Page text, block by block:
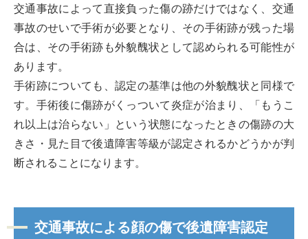
交通事故によって直接負った傷の跡だけではなく、交通
事故のせいで手術が必要となり、その手術跡が残った場
合は、その手術跡も外貌醜状として認められる可能性が
あります。
手術跡についても、認定の基準は他の外貌醜状と同様で
す。手術後に傷跡がくっついて炎症が治まり、「もうこ
れ以上は治らない」という状態になったときの傷跡の大
きさ・見た目で後遺障害等級が認定されるかどうかが判
断されることになります。
交通事故による顔の傷で後遺障害認定